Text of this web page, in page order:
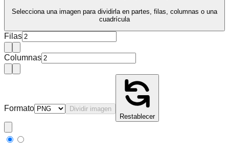
Selecciona una imagen para dividirla en partes, filas, columnas o una
cuadrícula
Filas
Columnas
Formato
Dividir imagen
Restablecer